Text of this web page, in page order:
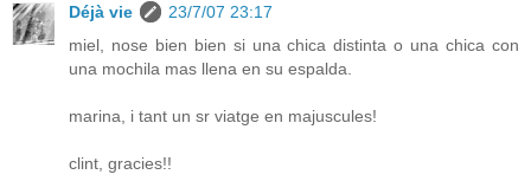
Déjà vie
23/7/07 23:17
miel, nose bien bien si una chica distinta o una chica con
una mochila mas llena en su espalda.
marina, i tant un sr viatge en majuscules!
clint, gracies!!